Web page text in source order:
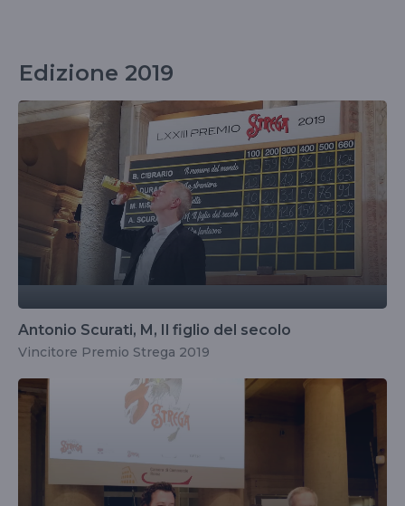
Edizione 2019
Antonio Scurati, M, Il figlio del secolo
Vincitore Premio Strega 2019